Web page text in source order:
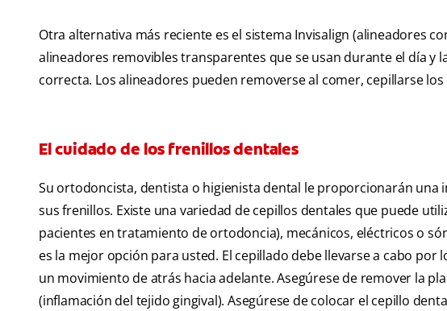
Otra alternativa más reciente es el sistema Invisalign (alineadores
alineadores removibles transparentes que se usan durante el día y
correcta. Los alineadores pueden removerse al comer, cepillarse
El cuidado de los frenillos dentales
Su ortodoncista, dentista o higienista dental le proporcionarán
sus frenillos. Existe una variedad de cepillos dentales que puede
pacientes en tratamiento de ortodoncia), mecánicos, eléctricos o
es la mejor opción para usted. El cepillado debe llevarse a cabo por
un movimiento de atrás hacia adelante. Asegúrese de remover la
(inflamación del tejido gingival). Asegúrese de colocar el cepillo